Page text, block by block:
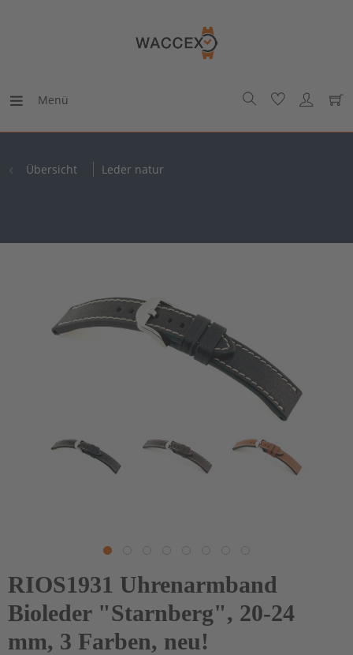
Menü
Übersicht Leder natur
RIOS1931 Uhrenarmband
Bioleder "Starnberg", 20-24
mm, 3 Farben, neu!